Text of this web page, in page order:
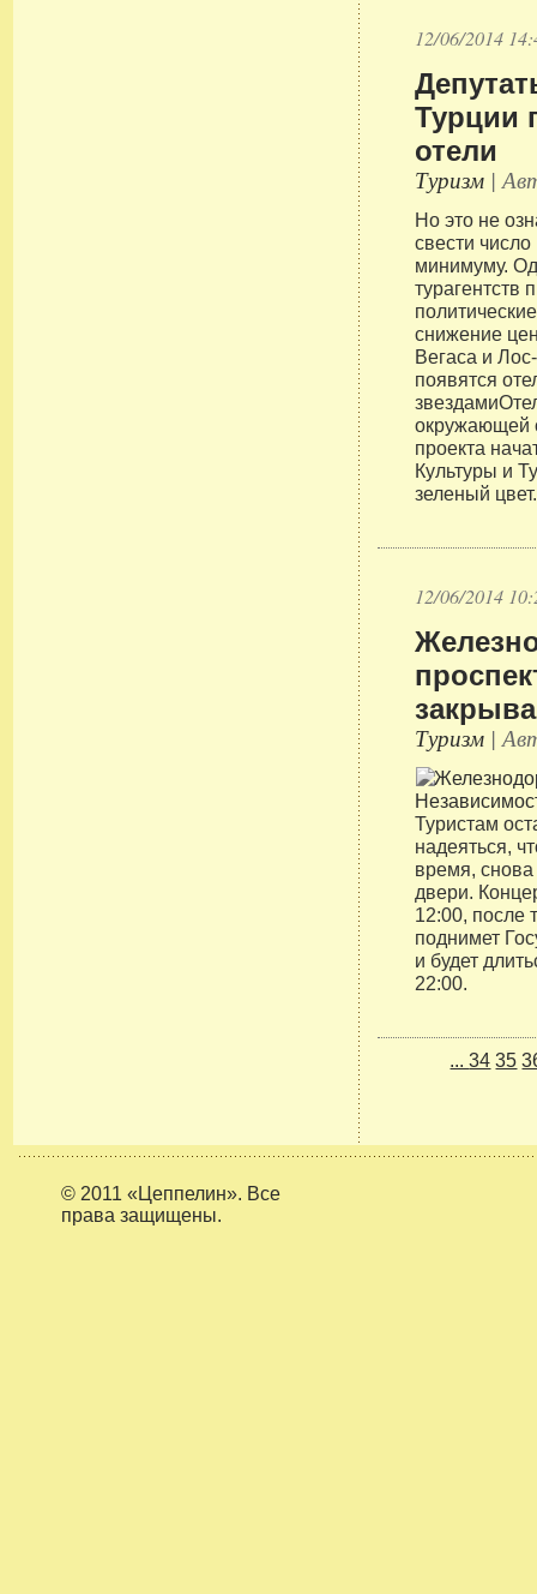
12/06/2014
Турции
отели
Туризм |
Но это не
свести
минимуму.
турагентств
снижение
Вегаса и
появятся
окружающей
проекта
Культуры и
зеленый цвет.
12/06/2014
Туризм |
Туристам
надеяться,
время, снова
двери.
12:00, после
поднимет
и будет
22:00.
...34 35
© 2011 «Цеппелин». Все
права защищены.